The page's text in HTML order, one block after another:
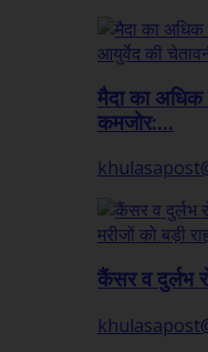
मैदा का
कमजोर:...
कैंसर व दुर्लभ